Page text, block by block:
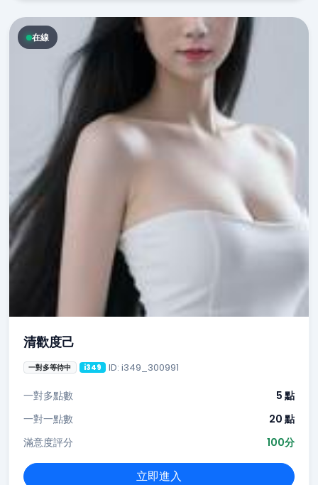
在線
清歡度己
一對多等待中 i349 ID: i349_300991
一對多點數
5 點
一對一點數
20 點
滿意度評分
100分
立即進入